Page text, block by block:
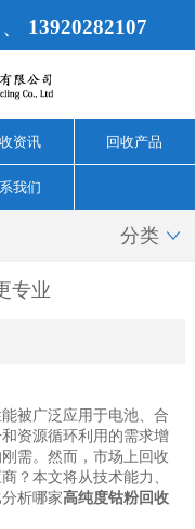
、 13920282107
资讯 回收产品
我们
分类 
专业
被广泛应用于电池、合
资源循环利用的需求增
需。然而，市场上回收
？本文将从技术能力、
析哪家高纯度钴粉回收